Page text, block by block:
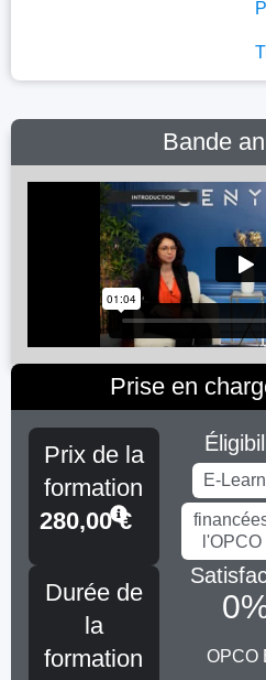
Bande
Prise en
Prix de la
formation
280,00€
Durée de
la
formation
E-
l'OPCO
0
OPCO